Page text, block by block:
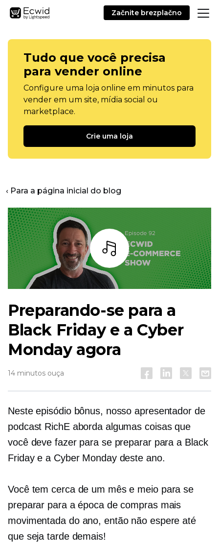
Začnite brezplačno
Tudo que você precisa
para vender online
Configure uma loja online em minutos para
vender em um site, mídia social ou
marketplace.
Crie uma loja
‹ Para a página inicial do blog
Ouça
Preparando-se para a
Black Friday e a Cyber ​​​​
Monday agora
14 minutos ouça
Neste episódio bônus, nosso apresentador de
podcast RichE aborda algumas coisas que
você deve fazer para se preparar para a Black
Friday e a Cyber ​​​​Monday deste ano.
Você tem cerca de um mês e meio para se
preparar para a época de compras mais
movimentada do ano, então não espere até
que seja tarde demais!